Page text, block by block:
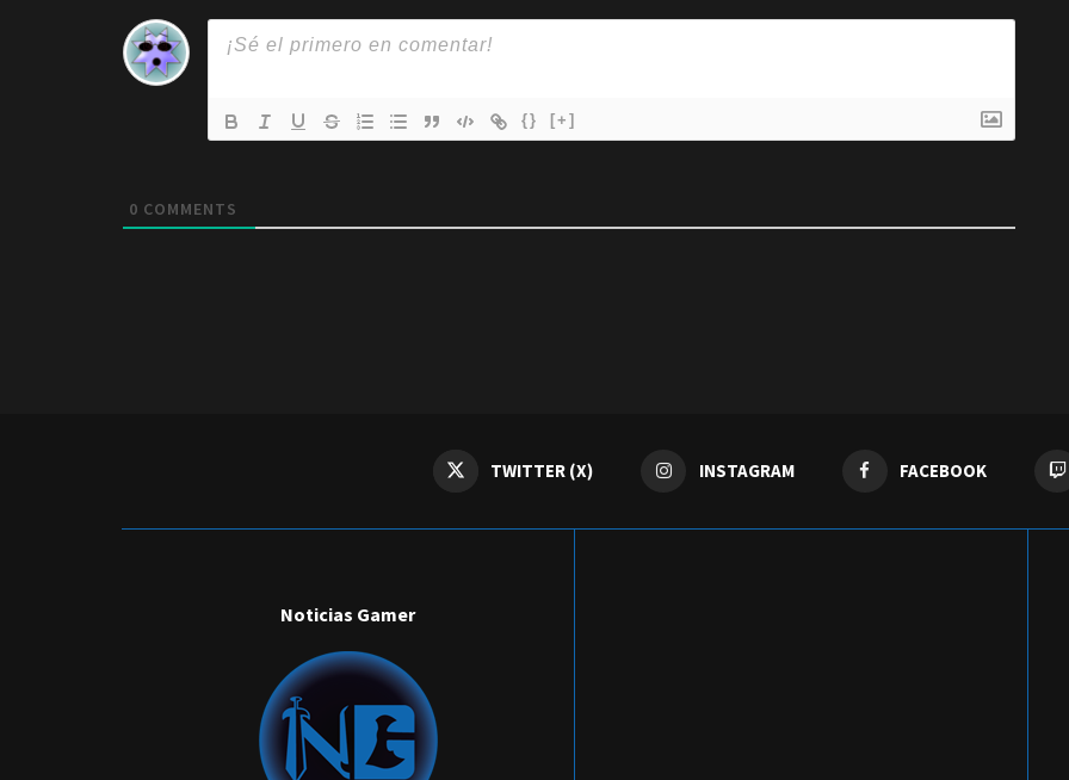
{} [+]
0 COMMENTS
TWITTER (X) INSTAGRAM FACEBOOK
Noticias Gamer